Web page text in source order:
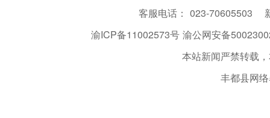
客服电话： 023-70605503
渝ICP备11002573号 渝公网安备
本站新闻严禁转载
丰都县网